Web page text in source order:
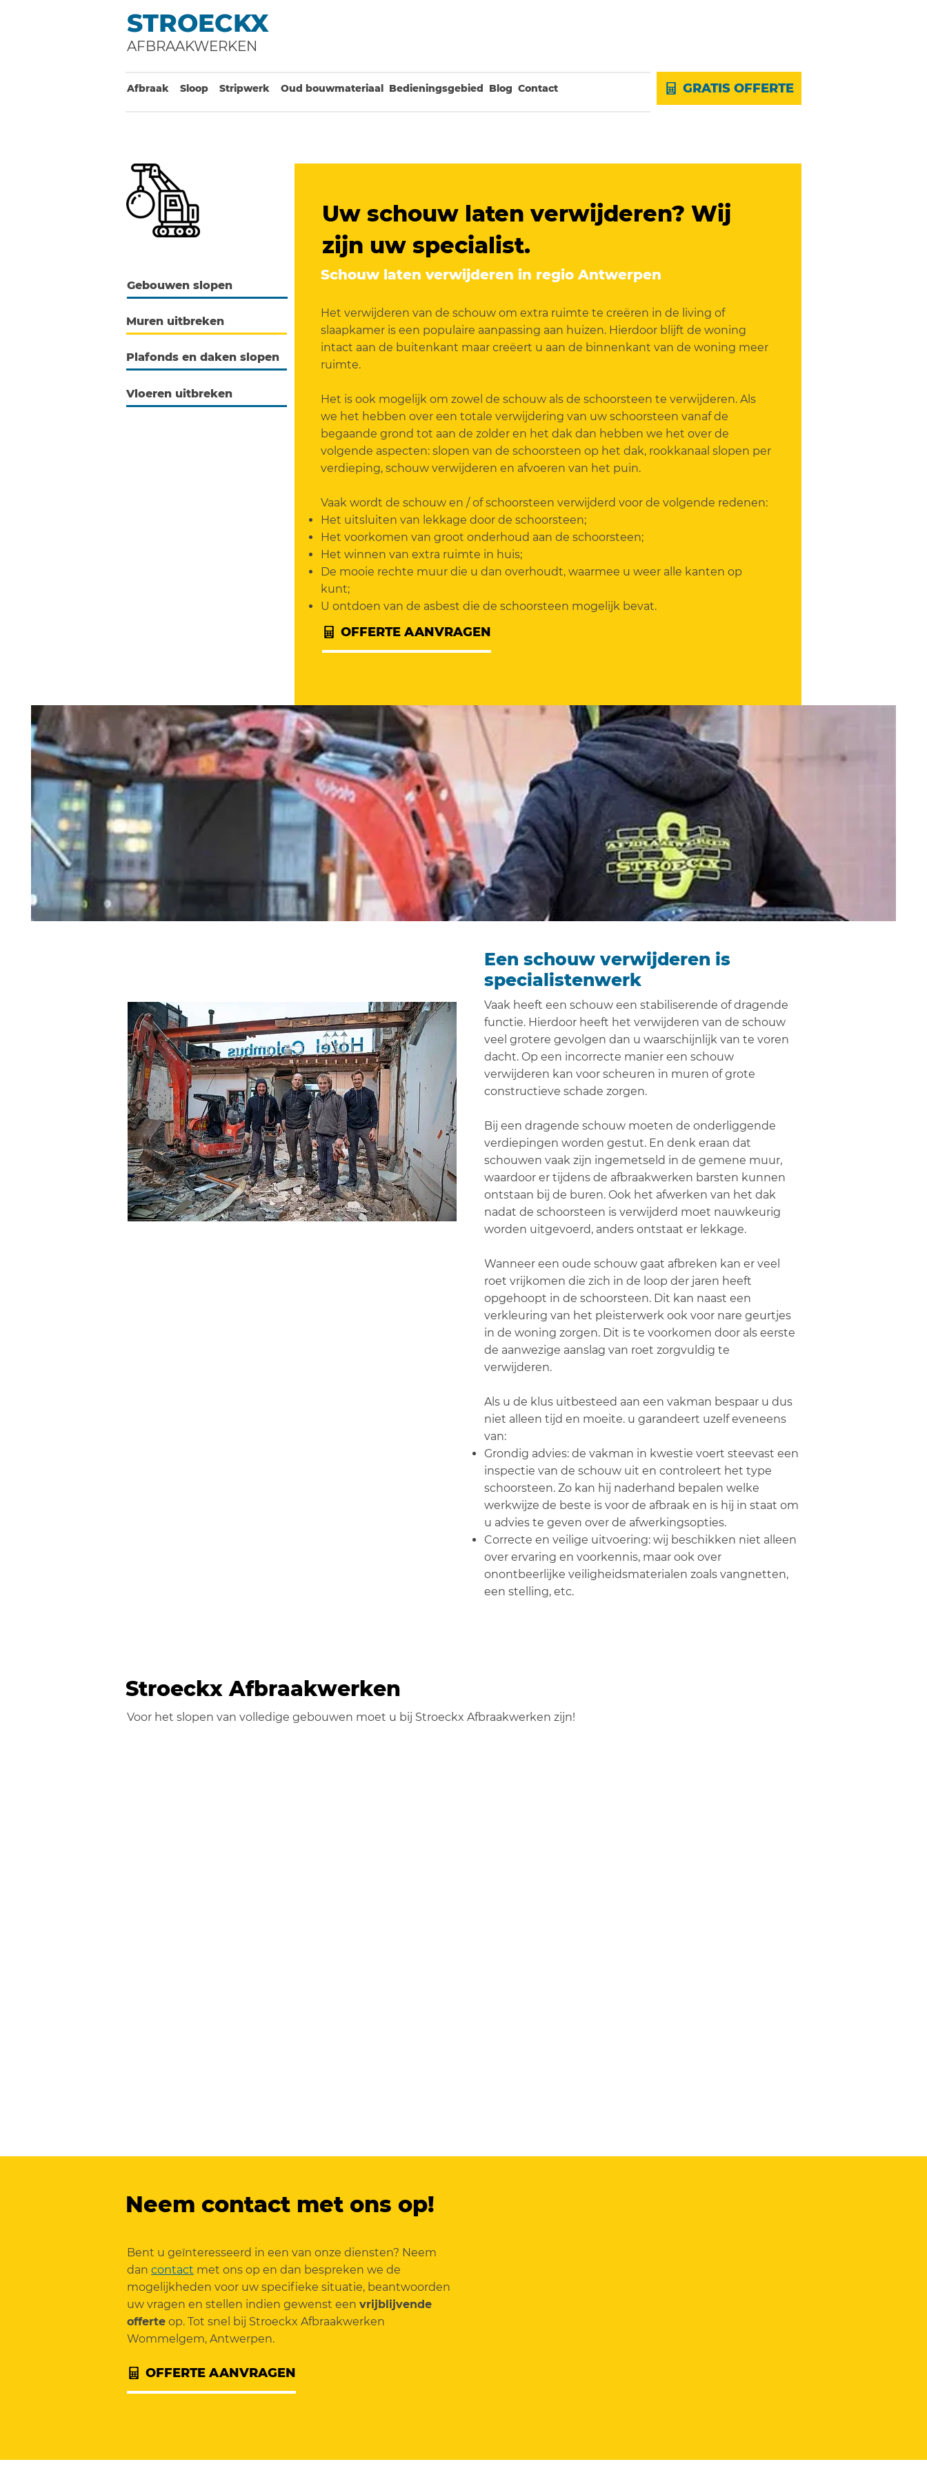
STROECKX
AFBRAAKWERKEN
Afbraak Sloop Stripwerk Oud bouwmateriaal Bedieningsgebied Blog Contact GRATIS OFFERTE
Gebouwen slopen
Muren uitbreken
Plafonds en daken slopen
Vloeren uitbreken
Uw schouw laten verwijderen? Wij
zijn uw specialist.
Schouw laten verwijderen in regio Antwerpen
Het verwijderen van de schouw om extra ruimte te creëren in de living of
slaapkamer is een populaire aanpassing aan huizen. Hierdoor blijft de woning
intact aan de buitenkant maar creëert u aan de binnenkant van de woning meer
ruimte.
Het is ook mogelijk om zowel de schouw als de schoorsteen te verwijderen. Als
we het hebben over een totale verwijdering van uw schoorsteen vanaf de
begaande grond tot aan de zolder en het dak dan hebben we het over de
volgende aspecten: slopen van de schoorsteen op het dak, rookkanaal slopen per
verdieping, schouw verwijderen en afvoeren van het puin.
Vaak wordt de schouw en / of schoorsteen verwijderd voor de volgende redenen:
Het uitsluiten van lekkage door de schoorsteen;
Het voorkomen van groot onderhoud aan de schoorsteen;
Het winnen van extra ruimte in huis;
De mooie rechte muur die u dan overhoudt, waarmee u weer alle kanten op
kunt;
U ontdoen van de asbest die de schoorsteen mogelijk bevat.
OFFERTE AANVRAGEN
Een schouw verwijderen is
specialistenwerk
Vaak heeft een schouw een stabiliserende of dragende
functie. Hierdoor heeft het verwijderen van de schouw
veel grotere gevolgen dan u waarschijnlijk van te voren
dacht. Op een incorrecte manier een schouw
verwijderen kan voor scheuren in muren of grote
constructieve schade zorgen.
Bij een dragende schouw moeten de onderliggende
verdiepingen worden gestut. En denk eraan dat
schouwen vaak zijn ingemetseld in de gemene muur,
waardoor er tijdens de afbraakwerken barsten kunnen
ontstaan bij de buren. Ook het afwerken van het dak
nadat de schoorsteen is verwijderd moet nauwkeurig
worden uitgevoerd, anders ontstaat er lekkage.
Wanneer een oude schouw gaat afbreken kan er veel
roet vrijkomen die zich in de loop der jaren heeft
opgehoopt in de schoorsteen. Dit kan naast een
verkleuring van het pleisterwerk ook voor nare geurtjes
in de woning zorgen. Dit is te voorkomen door als eerste
de aanwezige aanslag van roet zorgvuldig te
verwijderen.
Als u de klus uitbesteed aan een vakman bespaar u dus
niet alleen tijd en moeite. u garandeert uzelf eveneens
van:
Grondig advies: de vakman in kwestie voert steevast een
inspectie van de schouw uit en controleert het type
schoorsteen. Zo kan hij naderhand bepalen welke
werkwijze de beste is voor de afbraak en is hij in staat om
u advies te geven over de afwerkingsopties.
Correcte en veilige uitvoering: wij beschikken niet alleen
over ervaring en voorkennis, maar ook over
onontbeerlijke veiligheidsmaterialen zoals vangnetten,
een stelling, etc.
Stroeckx Afbraakwerken
Voor het slopen van volledige gebouwen moet u bij Stroeckx Afbraakwerken zijn!
Neem contact met ons op!
Bent u geïnteresseerd in een van onze diensten? Neem
dan contact met ons op en dan bespreken we de
mogelijkheden voor uw specifieke situatie, beantwoorden
uw vragen en stellen indien gewenst een vrijblijvende
offerte op. Tot snel bij Stroeckx Afbraakwerken
Wommelgem, Antwerpen.
OFFERTE AANVRAGEN